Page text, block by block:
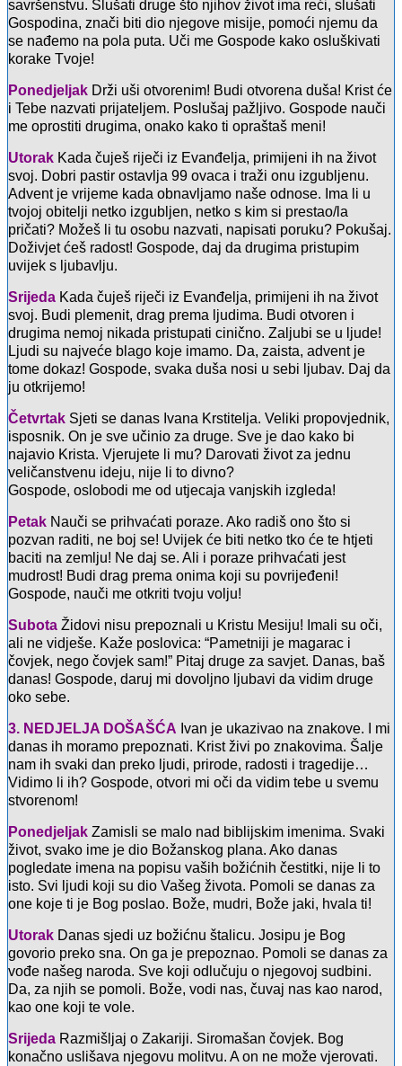
savršenstvu. Slušati druge što njihov život ima reći, slušati
Gospodina, znači biti dio njegove misije, pomoći njemu da
se nađemo na pola puta. Uči me Gospode kako osluškivati
korake Tvoje!
Ponedjeljak Drži uši otvorenim! Budi otvorena duša! Krist će
i Tebe nazvati prijateljem. Poslušaj pažljivo. Gospode nauči
me oprostiti drugima, onako kako ti opraštaš meni!
Utorak Kada čuješ riječi iz Evanđelja, primijeni ih na život
svoj. Dobri pastir ostavlja 99 ovaca i traži onu izgubljenu.
Advent je vrijeme kada obnavljamo naše odnose. Ima li u
tvojoj obitelji netko izgubljen, netko s kim si prestao/la
pričati? Možeš li tu osobu nazvati, napisati poruku? Pokušaj.
Doživjet ćeš radost! Gospode, daj da drugima pristupim
uvijek s ljubavlju.
Srijeda Kada čuješ riječi iz Evanđelja, primijeni ih na život
svoj. Budi plemenit, drag prema ljudima. Budi otvoren i
drugima nemoj nikada pristupati cinično. Zaljubi se u ljude!
Ljudi su najveće blago koje imamo. Da, zaista, advent je
tome dokaz! Gospode, svaka duša nosi u sebi ljubav. Daj da
ju otkrijemo!
Četvrtak Sjeti se danas Ivana Krstitelja. Veliki propovjednik,
isposnik. On je sve učinio za druge. Sve je dao kako bi
najavio Krista. Vjerujete li mu? Darovati život za jednu
veličanstvenu ideju, nije li to divno?
Gospode, oslobodi me od utjecaja vanjskih izgleda!
Petak Nauči se prihvaćati poraze. Ako radiš ono što si
pozvan raditi, ne boj se! Uvijek će biti netko tko će te htjeti
baciti na zemlju! Ne daj se. Ali i poraze prihvaćati jest
mudrost! Budi drag prema onima koji su povrijeđeni!
Gospode, nauči me otkriti tvoju volju!
Subota Židovi nisu prepoznali u Kristu Mesiju! Imali su oči,
ali ne vidješe. Kaže poslovica: “Pametniji je magarac i
čovjek, nego čovjek sam!” Pitaj druge za savjet. Danas, baš
danas! Gospode, daruj mi dovoljno ljubavi da vidim druge
oko sebe.
3. NEDJELJA DOŠAŠĆA Ivan je ukazivao na znakove. I mi
danas ih moramo prepoznati. Krist živi po znakovima. Šalje
nam ih svaki dan preko ljudi, prirode, radosti i tragedije…
Vidimo li ih? Gospode, otvori mi oči da vidim tebe u svemu
stvorenom!
Ponedjeljak Zamisli se malo nad biblijskim imenima. Svaki
život, svako ime je dio Božanskog plana. Ako danas
pogledate imena na popisu vaših božićnih čestitki, nije li to
isto. Svi ljudi koji su dio Vašeg života. Pomoli se danas za
one koje ti je Bog poslao. Bože, mudri, Bože jaki, hvala ti!
Utorak Danas sjedi uz božićnu štalicu. Josipu je Bog
govorio preko sna. On ga je prepoznao. Pomoli se danas za
vođe našeg naroda. Sve koji odlučuju o njegovoj sudbini.
Da, za njih se pomoli. Bože, vodi nas, čuvaj nas kao narod,
kao one koji te vole.
Srijeda Razmišljaj o Zakariji. Siromašan čovjek. Bog
konačno uslišava njegovu molitvu. A on ne može vjerovati.